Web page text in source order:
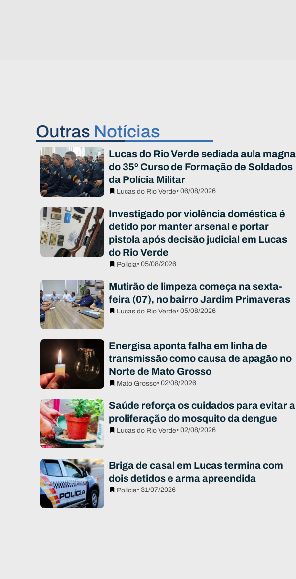
Outras Notícias
Lucas do Rio Verde sediada aula magna
do 35º Curso de Formação de Soldados
da Polícia Militar
Lucas do Rio Verde• 06/08/2026
Investigado por violência doméstica é
detido por manter arsenal e portar
pistola após decisão judicial em Lucas
do Rio Verde
Polícia• 05/08/2026
Mutirão de limpeza começa na sexta-
feira (07), no bairro Jardim Primaveras
Lucas do Rio Verde• 05/08/2026
Energisa aponta falha em linha de
transmissão como causa de apagão no
Norte de Mato Grosso
Mato Grosso• 02/08/2026
Saúde reforça os cuidados para evitar a
proliferação do mosquito da dengue
Lucas do Rio Verde• 02/08/2026
Briga de casal em Lucas termina com
dois detidos e arma apreendida
Polícia• 31/07/2026